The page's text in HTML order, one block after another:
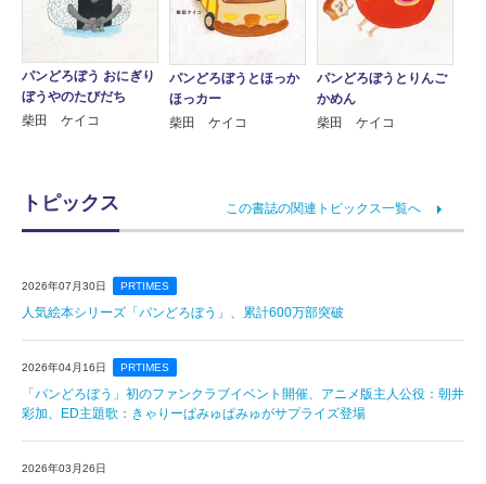
パンどろぼう おにぎり
ぼうやのたびだち
柴田 ケイコ
パンどろぼうとほっか
ほっカー
柴田 ケイコ
パンどろぼうとりんご
かめん
柴田 ケイコ
トピックス この書誌の関連トピックス一覧へ
2026年07月30日 PRTIMES
人気絵本シリーズ「パンどろぼう」、累計600万部突破
2026年04月16日 PRTIMES
「パンどろぼう」初のファンクラブイベント開催、アニメ版主人公役：朝井
彩加、ED主題歌：きゃりーぱみゅぱみゅがサプライズ登場
2026年03月26日